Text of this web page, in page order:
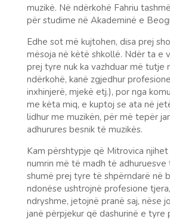
muzikë. Në ndërkohë Fahriu
për studime në Akademinë e
Edhe sot më kujtohen, disa prej
mësoja në këtë shkollë. Ndër ta e
prej tyre nuk ka vazhduar më tutje
ndërkohë, kanë zgjedhur
inxhinjerë, mjekë etj.), por nga
me këta miq, e kuptoj se ata në
lidhur me muzikën, për më tepër
adhurures besnik të muzikës.
Kam përshtypje që Mitrovica
numrin më të madh të adhuruesve
shumë prej tyre të shpërndarë në
ndonëse ushtrojnë profesione
ndryshme, jetojnë pranë saj, nëse
janë përpjekur që dashurinë e tyre